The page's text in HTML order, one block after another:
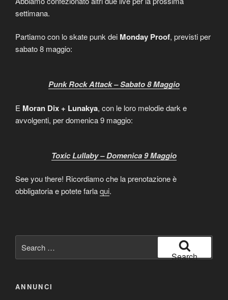
settimana.
Partiamo con lo skate punk dei Monday Proof, previsti per
sabato 8 maggio:
Punk Rock Attack – Sabato 8 Maggio
E Moran Dix + Lunakya, con le loro melodie dark e
avvolgenti, per domenica 9 maggio:
Toxic Lullaby – Domenica 9 Maggio
See you there! Ricordiamo che la prenotazione è
obbligatoria e potete farlaqui.
for:
Search
ANNUNCI